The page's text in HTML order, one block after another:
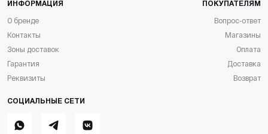
ИНФОРМАЦИЯ
О бренде
Контакты
Зоны доставок
Гарантия
Реквизиты
ПОКУПАТЕЛЯМ
Вопрос-ответ
Магазины
Оплата
Доставка
Возврат
СОЦИАЛЬНЫЕ СЕТИ
WhatsappTelegram ВКонтакте